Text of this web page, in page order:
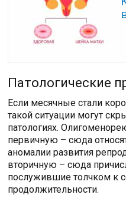
Патологические
Если месячные стали
такой ситуации могут
патологиях.
первичную – сюда
аномалии развития
вторичную – сюда
послужившие толчком к
продолжительности.